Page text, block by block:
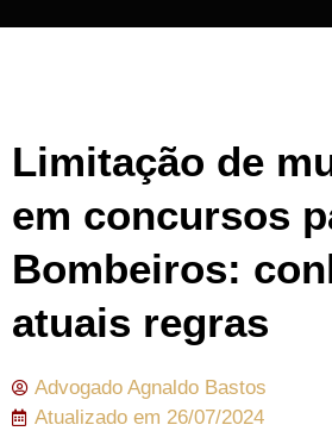
Limitação de
em concursos
Bombeiros:
atuais regras
Advogado Agnaldo Bastos
Atualizado em 26/07/2024